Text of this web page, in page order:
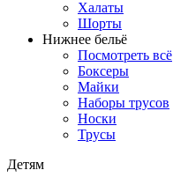
Халаты
Шорты
Нижнее бельё
Посмотреть всё
Боксеры
Майки
Наборы трусов
Носки
Трусы
Детям